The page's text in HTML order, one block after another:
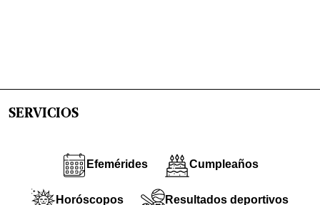
SERVICIOS
Efemérides Cumpleaños
Horóscopos Resultados deportivos